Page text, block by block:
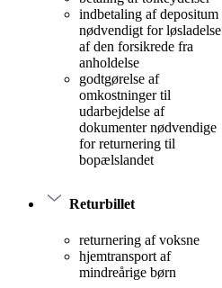
indbetaling af depositum
nødvendigt for løsladelse
af den forsikrede fra
anholdelse
godtgørelse af
omkostninger til
udarbejdelse af
dokumenter nødvendige
for returnering til
bopælslandet
Returbillet
returnering af voksne
hjemtransport af
mindreårige børn